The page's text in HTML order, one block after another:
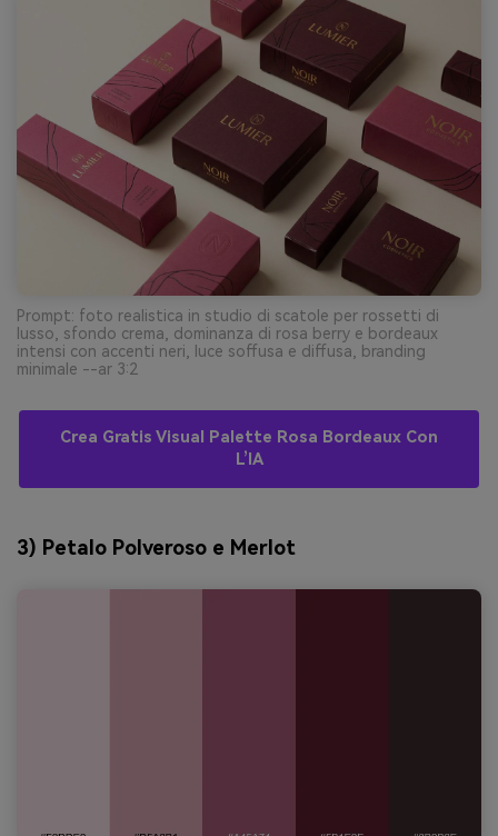
Prompt: foto realistica in studio di scatole per rossetti di
lusso, sfondo crema, dominanza di rosa berry e bordeaux
intensi con accenti neri, luce soffusa e diffusa, branding
minimale --ar 3:2
Crea Gratis Visual Palette Rosa Bordeaux Con
L’IA
3) Petalo Polveroso e Merlot